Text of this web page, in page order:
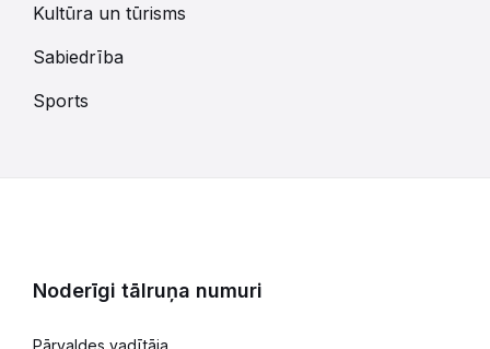
Kultūra un tūrisms
Sabiedrība
Sports
Noderīgi tālruņa numuri
Pārvaldes vadītāja